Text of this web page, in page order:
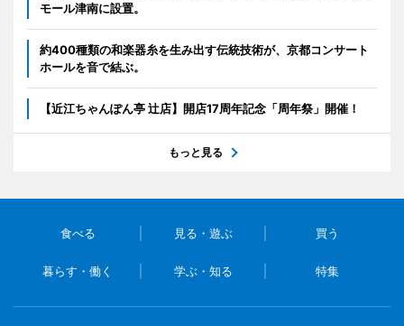
モール津南に設置。
約400種類の和楽器糸を生み出す伝統技術が、京都コンサート
ホールを音で結ぶ。
【近江ちゃんぽん亭 辻店】開店17周年記念「周年祭」開催！
もっと見る
食べる 見る・遊ぶ 買う
暮らす・働く 学ぶ・知る 特集